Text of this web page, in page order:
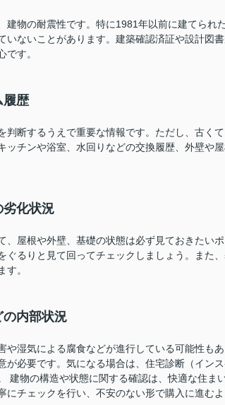
建物の耐震性です。特に1981年以前に建てられ
いないことがあります。建築確認済証や設計図
です。
履歴
判断するうえで重要な情報です。ただし、古く
ッチンや浴室、水回りなどの交換履歴、外壁や
劣化状況
、屋根や外壁、基礎の状態は必ず見ておきたい
ぐるりと見て回ってチェックしましょう。また
す。
の内部状況
や湿気による腐食などが進行している可能性も
が必要です。気になる場合は、住宅診断（イン
建物の構造や状態に関する確認は、快適な住ま
にチェックを行い、不安のない形で購入に進むよ